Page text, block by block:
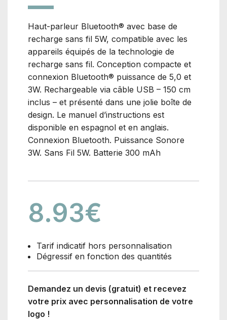
Haut-parleur Bluetooth® avec base de
recharge sans fil 5W, compatible avec les
appareils équipés de la technologie de
recharge sans fil. Conception compacte et
connexion Bluetooth® puissance de 5,0 et
3W. Rechargeable via câble USB – 150 cm
inclus – et présenté dans une jolie boîte de
design. Le manuel d’instructions est
disponible en espagnol et en anglais.
Connexion Bluetooth. Puissance Sonore
3W. Sans Fil 5W. Batterie 300 mAh
8.93€
Tarif indicatif hors personnalisation
Dégressif en fonction des quantités
Demandez un devis (gratuit) et recevez
votre prix avec personnalisation de votre
logo !